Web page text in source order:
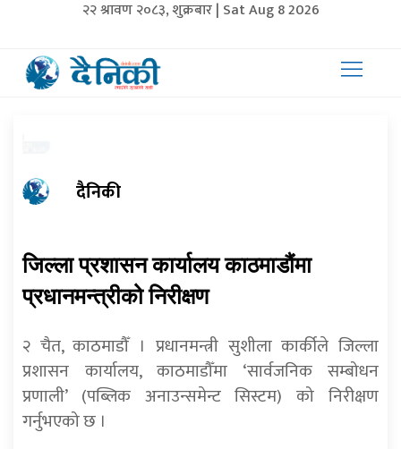
२२ श्रावण २०८३, शुक्रबार | Sat Aug 8 2026
दैनिकी
जिल्ला प्रशासन कार्यालय काठमाडौंमा
प्रधानमन्त्रीको निरीक्षण
२ चैत, काठमाडौँ । प्रधानमन्त्री सुशीला कार्कीले जिल्ला
प्रशासन कार्यालय, काठमाडौँमा ‘सार्वजनिक सम्बोधन
प्रणाली’ (पब्लिक अनाउन्समेन्ट सिस्टम) को निरीक्षण
गर्नुभएको छ ।